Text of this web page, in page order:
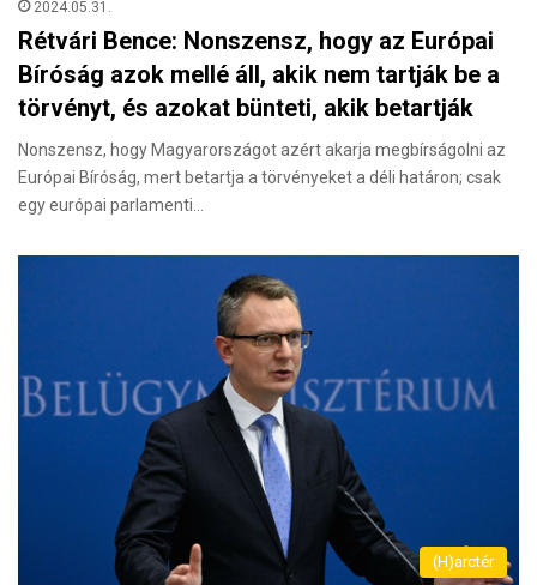
2024.05.31.
Rétvári Bence: Nonszensz, hogy az Európai
Bíróság azok mellé áll, akik nem tartják be a
törvényt, és azokat bünteti, akik betartják
Nonszensz, hogy Magyarországot azért akarja megbírságolni az
Európai Bíróság, mert betartja a törvényeket a déli határon; csak
egy európai parlamenti…
(H)arctér